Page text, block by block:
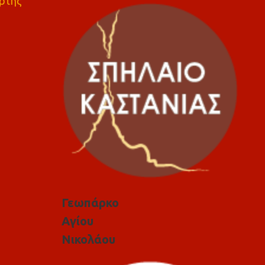
Γεωπάρκο
Αγίου
Νικολάου